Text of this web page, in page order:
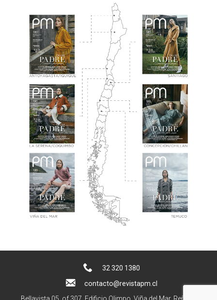
32 320 1380
contacto@revistapm.cl